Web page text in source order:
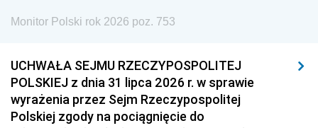
Monitor Polski rok 2026 poz. 753
UCHWAŁA SEJMU RZECZYPOSPOLITEJ
POLSKIEJ z dnia 31 lipca 2026 r. w sprawie
wyrażenia przez Sejm Rzeczypospolitej
Polskiej zgody na pociągnięcie do